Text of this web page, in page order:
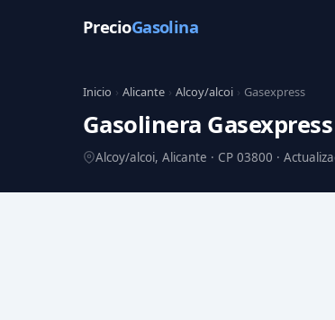
PrecioGasolina
Inicio › Alicante › Alcoy/alcoi › Gasexpress
Gasolinera
Alcoy/alcoi, Alicante · CP 03800 ·